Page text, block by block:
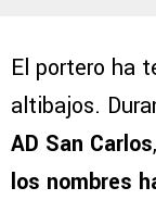
El portero ha
altibajos.
AD San Carlos
los nombres